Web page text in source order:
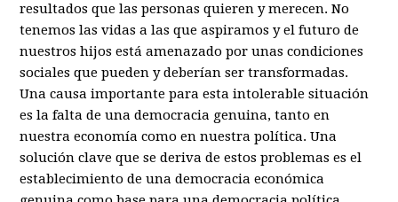
resultados que las personas quieren y merecen. No
tenemos las vidas a las que aspiramos y el futuro de
nuestros hijos está amenazado por unas condiciones
sociales que pueden y deberían ser transformadas.
Una causa importante para esta intolerable situación
es la falta de una democracia genuina, tanto en
nuestra economía como en nuestra política. Una
solución clave que se deriva de estos problemas es el
establecimiento de una democracia económica